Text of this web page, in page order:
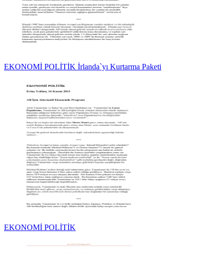
EKONOMİ POLİTİK İrlanda`yı Kurtarma Paketi
EKONOMİ POLİTİK